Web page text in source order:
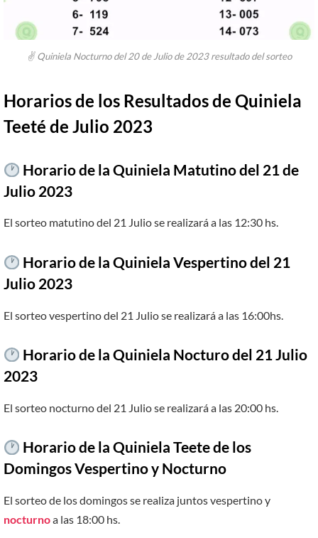
✌ Quiniela Nocturno del 20 de Julio de 2023 resultado del sorteo
Horarios de los Resultados de Quiniela
Teeté de Julio 2023
Horario de la Quiniela Matutino del 21 de
Julio 2023
El sorteo matutino del 21 Julio se realizará a las 12:30 hs.
Horario de la Quiniela Vespertino del 21
Julio 2023
El sorteo vespertino del 21 Julio se realizará a las 16:00hs.
Horario de la Quiniela Nocturo del 21 Julio
2023
El sorteo nocturno del 21 Julio se realizará a las 20:00 hs.
Horario de la Quiniela Teete de los
Domingos Vespertino y Nocturno
El sorteo de los domingos se realiza juntos vespertino y
nocturnoa las 18:00 hs.